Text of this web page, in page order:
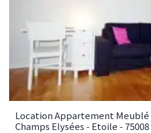
Location Appartement Meublé
Champs Elysées - Etoile - 75008